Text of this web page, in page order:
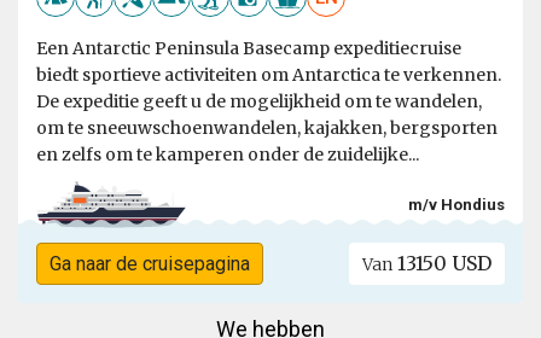
Een Antarctic Peninsula Basecamp expeditiecruise
biedt sportieve activiteiten om Antarctica te verkennen.
De expeditie geeft u de mogelijkheid om te wandelen,
om te sneeuwschoenwandelen, kajakken, bergsporten
en zelfs om te kamperen onder de zuidelijke...
m/v Hondius
Ga naar de cruisepagina Van 13150 USD
We hebben